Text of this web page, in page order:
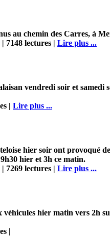
au chemin des Carres, à
7148 lectures | Lire plus ...
vendredi soir et
| Lire plus ...
hier soir ont provoqué
hier et 3h ce matin.
7269 lectures | Lire plus ...
hier matin vers 2h
|